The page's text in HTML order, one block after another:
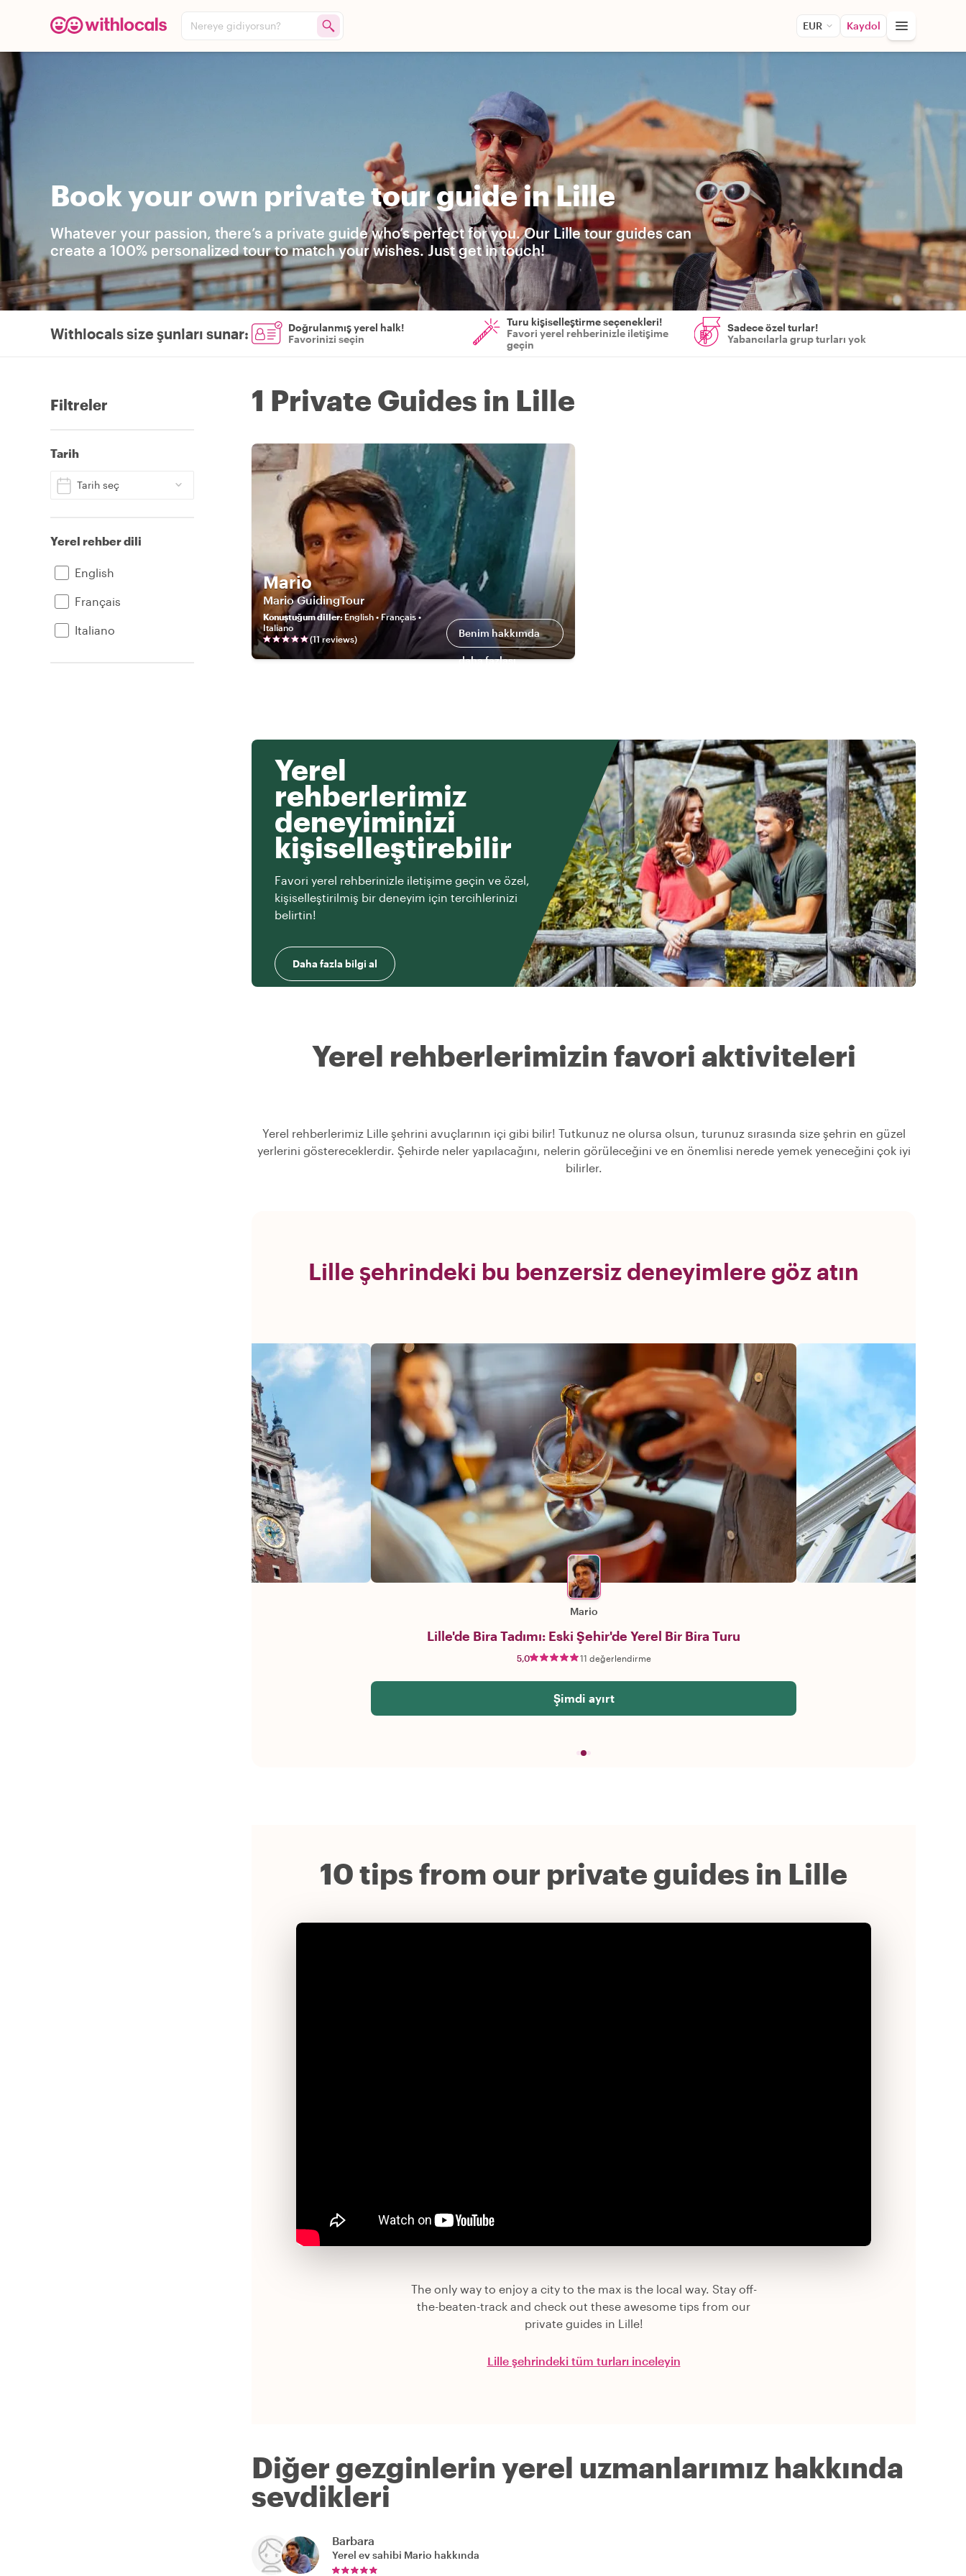
Nereye gidiyorsun? EUR Kaydol
Book your own private tour guide in Lille
Whatever your passion, there’s a private guide who’s perfect for you. Our Lille tour guides can
create a 100% personalized tour to match your wishes. Just get in touch!
Withlocals size şunları sunar:
Doğrulanmış yerel halk!
Favorinizi seçin
Turu kişiselleştirme seçenekleri!
Favori yerel rehberinizle iletişime
geçin
Sadece özel turlar!
Yabancılarla grup turları yok
Filtreler
Tarih
Tarih seç
Yerel rehber dili
English
Français
Italiano
1 Private Guides in Lille
Mario
Mario GuidingTour
Konuştuğum diller:English • Français •
Italiano
(11reviews) Benim hakkımda
daha fazlası
Yerel
rehberlerimiz
deneyiminizi
kişiselleştirebilir
Favori yerel rehberinizle iletişime geçin ve özel,
kişiselleştirilmiş bir deneyim için tercihlerinizi
belirtin!
Daha fazla bilgi al
Yerel rehberlerimizin favori aktiviteleri
Yerel rehberlerimiz Lille şehrini avuçlarının içi gibi bilir! Tutkunuz ne olursa olsun, turunuz sırasında size şehrin en güzel
yerlerini göstereceklerdir. Şehirde neler yapılacağını, nelerin görüleceğini ve en önemlisi nerede yemek yeneceğini çok iyi
bilirler.
Lille şehrindeki bu benzersiz deneyimlere göz atın
Mario
Lille'de Bira Tadımı: Eski Şehir'de Yerel Bir Bira Turu
5,0 11 değerlendirme
Şimdi ayırt
10 tips from our private guides in Lille
The only way to enjoy a city to the max is the local way. Stay off-
the-beaten-track and check out these awesome tips from our
private guides in Lille!
Lille şehrindeki tüm turları inceleyin
Diğer gezginlerin yerel uzmanlarımız hakkında
sevdikleri
Barbara
Yerel ev sahibi Mario hakkında